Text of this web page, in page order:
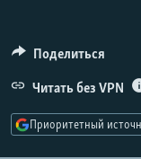
ПОДПИШИТЕСЬ
СОЦИАЛЬНЫЕ СЕТИ
Поделиться
Читать без VPN
Приоритетный